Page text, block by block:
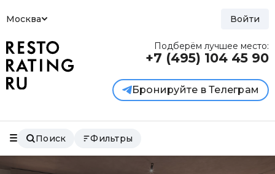
Москва Войти
Подберём лучшее место:
+7 (495) 104 45 90
Бронируйте в Телеграм
Поиск Фильтры